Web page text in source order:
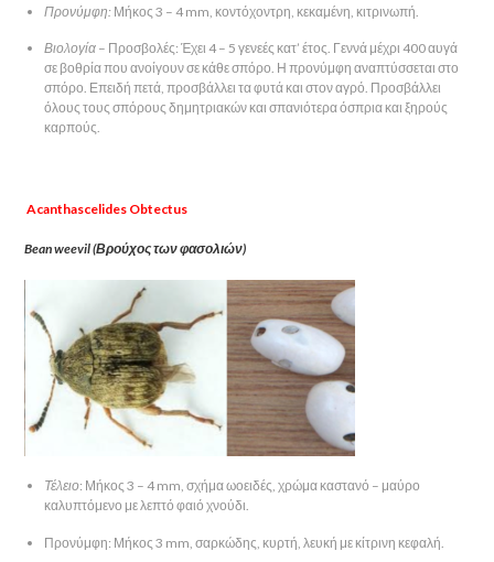
Προνύμφη: Μήκος 3 – 4 mm, κοντόχοντρη, κεκαμένη, κιτρινωπή.
Βιολογία – Προσβολές: Έχει 4 – 5 γενεές κατ’ έτος. Γεννά μέχρι 400 αυγά
σε βοθρία που ανοίγουν σε κάθε σπόρο. Η προνύμφη αναπτύσσεται στο
σπόρο. Επειδή πετά, προσβάλλει τα φυτά και στον αγρό. Προσβάλλει
όλους τους σπόρους δημητριακών και σπανιότερα όσπρια και ξηρούς
καρπούς.
Acanthascelides Obtectus
Bean weevil (Βρούχος των φασολιών)
Τέλειο: Μήκος 3 – 4 mm, σχήμα ωοειδές, χρώμα καστανό – μαύρο
καλυπτόμενο με λεπτό φαιό χνούδι.
Προνύμφη: Μήκος 3 mm, σαρκώδης, κυρτή, λευκή με κίτρινη κεφαλή.